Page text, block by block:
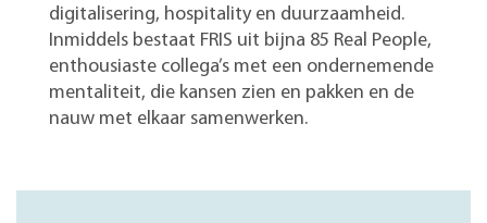
digitalisering, hospitalityen duurzaamheid.
Inmiddels bestaat FRIS uit bijna 85 Real People,
enthousiaste collega’s met een ondernemende
mentaliteit, die kansen zien en pakken en de
nauw met elkaar samenwerken.